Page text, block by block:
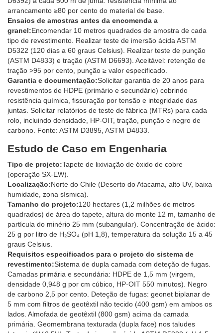
arrancamento ≥80 por cento do material de base.
Ensaios de amostras antes da encomenda a
granel:Encomendar 10 metros quadrados de amostra de cada
tipo de revestimento. Realizar teste de imersão ácida ASTM
D5322 (120 dias a 60 graus Celsius). Realizar teste de punção
(ASTM D4833) e tração (ASTM D6693). Aceitável: retenção de
tração >95 por cento, punção ≥ valor especificado.
Garantia e documentação:Solicitar garantia de 20 anos para
revestimentos de HDPE (primário e secundário) cobrindo
resistência química, fissuração por tensão e integridade das
juntas. Solicitar relatórios de teste de fábrica (MTRs) para cada
rolo, incluindo densidade, HP-OIT, tração, punção e negro de
carbono. Fonte: ASTM D3895, ASTM D4833.
Estudo de Caso em Engenharia
Tipo de projeto:Tapete de lixiviação de óxido de cobre
(operação SX-EW).
Localização:Norte do Chile (Deserto do Atacama, alto UV, baixa
humidade, zona sísmica).
Tamanho do projeto:120 hectares (1,2 milhões de metros
quadrados) de área do tapete, altura do monte 12 m, tamanho de
partícula do minério 25 mm (subangular). Concentração de ácido:
25 g por litro de H₂SO₄ (pH 1,8), temperatura da solução 15 a 45
graus Celsius.
Requisitos especificados para o projeto do sistema de
revestimento:Sistema de dupla camada com deteção de fugas.
Camadas primária e secundária: HDPE de 1,5 mm (virgem,
densidade 0,948 g por cm cúbico, HP-OIT 550 minutos). Negro
de carbono 2,5 por cento. Deteção de fugas: geonet biplanar de
5 mm com filtros de geotêxtil não tecido (400 gsm) em ambos os
lados. Almofada de geotêxtil (800 gsm) acima da camada
primária. Geomembrana texturada (dupla face) nos taludes